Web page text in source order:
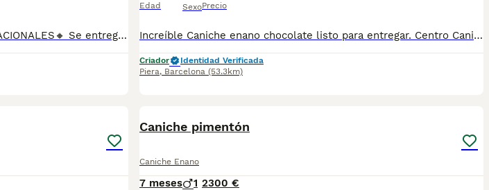
🔸TODOS NUESTROS CACHORROS SON NACIONALES🔸 Se entregan con sus vacunas, desparasitaciones internas y externas, microchip y su registro, cartilla sanitaria, contrato de garantías, toda su documentación legal y factura. ✅ Somos un criadero familiar autorizado y certificado por la Generalitat de Catalunya bajo el número de Núcleo Zoológico G25/00314. 💙 Con más de 30 años promoviendo la cría responsable. PARA MÁS INFORMACIÓN: ☎️ TIENDA 933095977 📱 CRIADERO 685878504 📱 WHATSAPP 674320847 🐶 Puedes conocer a los cachorros en persona (cita previa) 💻 Fotos y vídeos www.aquanatura.es 🚙 Hacemos envíos 💰 Financiamos 📌 Calle Roger de Flor 45, muy cerca del Arc de Triomf de Barcelona, de Lunes a Sábados.
Edad SexoPrecio
Increíble Caniche enano chocolate listo para entregar. Centro Canino Vallbonica es mucho más que un centro de cría , es una familia comprometida con el bienestar animal y la cria responsable, por ello todos nuestros bebés nacen y se crían en nuestras instalaciones , asegurando así un correcto desarrollo y una magnífica socialización, consiguiendo en cada ejemplar un carácter juguetón y extrovertido algo primordial para su adaptación como un miembro más en tu familia . Se entregan con el carnet de vacunas con el plan correspondiente a su edad , desparasitados y microchip implantado y activado en registro de Anicom. Facilitamos junto al cachorro contrato de compra con garantías víricas de 15 días y congénitas de 1 año . Contamos con un gran equipo de profesionales entre los que se encuentran educadores, auxiliares y Veterinarios ofreciendo los controles sanitarios necesarios así como continua vigilancia asegurando su bienestar . Hacemos envíos a toda España con empresa de transporte privado, proporcionando un viaje confortable y ofreciendo las atenciones necesarias a nuestros bebés . Si estás interesado en alguno de nuestros ejemplares solicita información sin compromiso al 722269698 . También atendemos vía WhatsApp . PRECIO REAL ( incluye el IVA) . Núcleo zoológico B2501315
Criador
Identidad Verificada
Piera, Barcelona (53.3km)
Caniche pimentón
Caniche Enano
7 meses 1 2300 €